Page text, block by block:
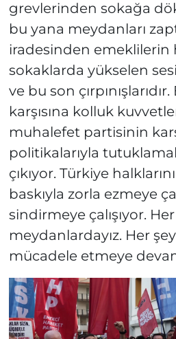
grevlerinden sokağa
bu yana meydanları
iradesinden emeklilerin
sokaklarda yükselen
ve bu son
karşısına kolluk
muhalefet partisinin
politikalarıyla
çıkıyor. Türkiye
baskıyla zorla ezmeye
sindirmeye çalışıyor.
meydanlardayız. Her
mücadele etmeye